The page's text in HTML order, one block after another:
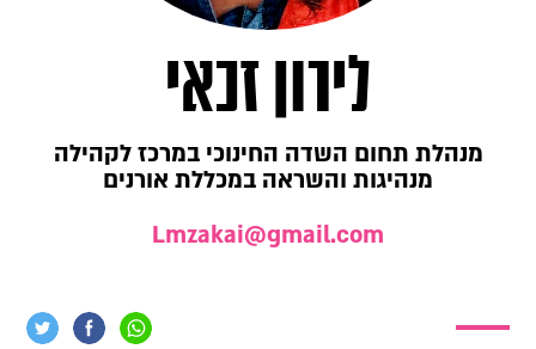
לירון זכאי
מנהלת תחום השדה החינוכי במרכז לקהילה
מנהיגות והשראה במכללת אורנים
Lmzakai@gmail.com